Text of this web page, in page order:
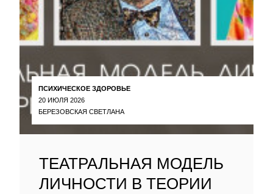
ПСИХИЧЕСКОЕ ЗДОРОВЬЕ
20 ИЮЛЯ 2026
БЕРЕЗОВСКАЯ СВЕТЛАНА
ТЕАТРАЛЬНАЯ МОДЕЛЬ
ЛИЧНОСТИ В ТЕОРИИ